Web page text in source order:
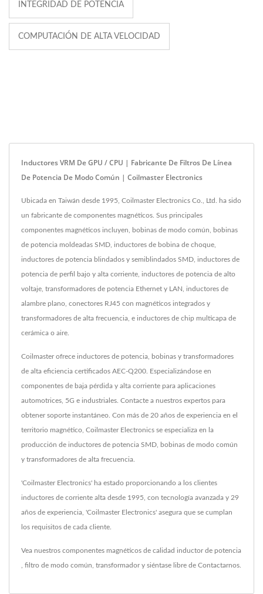
INTEGRIDAD DE POTENCIA
COMPUTACIÓN DE ALTA VELOCIDAD
Inductores VRM De GPU / CPU | Fabricante De Filtros De Línea
De Potencia De Modo Común | Coilmaster Electronics
Ubicada en Taiwán desde 1995, Coilmaster Electronics Co., Ltd. ha sido
un fabricante de componentes magnéticos. Sus principales
componentes magnéticos incluyen, bobinas de modo común, bobinas
de potencia moldeadas SMD, inductores de bobina de choque,
inductores de potencia blindados y semiblindados SMD, inductores de
potencia de perfil bajo y alta corriente, inductores de potencia de alto
voltaje, transformadores de potencia Ethernet y LAN, inductores de
alambre plano, conectores RJ45 con magnéticos integrados y
transformadores de alta frecuencia, e inductores de chip multicapa de
cerámica o aire.
Coilmaster ofrece inductores de potencia, bobinas y transformadores
de alta eficiencia certificados AEC-Q200. Especializándose en
componentes de baja pérdida y alta corriente para aplicaciones
automotrices, 5G e industriales. Contacte a nuestros expertos para
obtener soporte instantáneo. Con más de 20 años de experiencia en el
territorio magnético, Coilmaster Electronics se especializa en la
producción de inductores de potencia SMD, bobinas de modo común
y transformadores de alta frecuencia.
'Coilmaster Electronics' ha estado proporcionando a los clientes
inductores de corriente alta desde 1995, con tecnología avanzada y 29
años de experiencia, 'Coilmaster Electronics' asegura que se cumplan
los requisitos de cada cliente.
Vea nuestros componentes magnéticos de calidad inductor de potencia
filtro de modo común transformadory siéntase libre de Contactarnos